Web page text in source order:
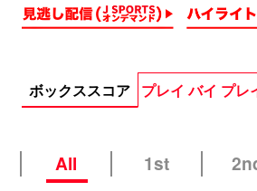
ボックススコア プレイ バイ プレ
All 1st